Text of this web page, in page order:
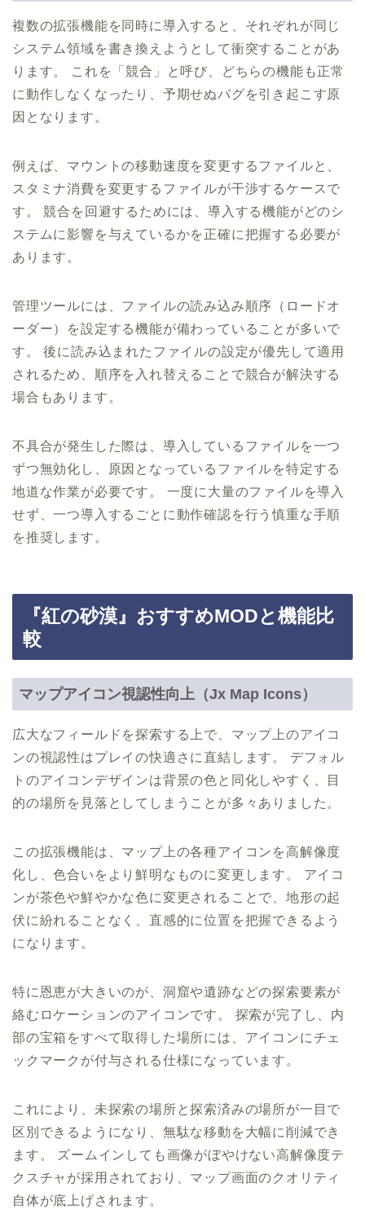
複数の拡張機能を同時に導入すると、それぞれが同じ
システム領域を書き換えようとして衝突することがあ
ります。 これを「競合」と呼び、どちらの機能も正常
に動作しなくなったり、予期せぬバグを引き起こす原
因となります。
例えば、マウントの移動速度を変更するファイルと、
スタミナ消費を変更するファイルが干渉するケースで
す。 競合を回避するためには、導入する機能がどのシ
ステムに影響を与えているかを正確に把握する必要が
あります。
管理ツールには、ファイルの読み込み順序（ロードオ
ーダー）を設定する機能が備わっていることが多いで
す。 後に読み込まれたファイルの設定が優先して適用
されるため、順序を入れ替えることで競合が解決する
場合もあります。
不具合が発生した際は、導入しているファイルを一つ
ずつ無効化し、原因となっているファイルを特定する
地道な作業が必要です。 一度に大量のファイルを導入
せず、一つ導入するごとに動作確認を行う慎重な手順
を推奨します。
『紅の砂漠』おすすめMODと機能比
較
マップアイコン視認性向上（Jx Map Icons）
広大なフィールドを探索する上で、マップ上のアイコ
ンの視認性はプレイの快適さに直結します。 デフォル
トのアイコンデザインは背景の色と同化しやすく、目
的の場所を見落としてしまうことが多々ありました。
この拡張機能は、マップ上の各種アイコンを高解像度
化し、色合いをより鮮明なものに変更します。 アイコ
ンが茶色や鮮やかな色に変更されることで、地形の起
伏に紛れることなく、直感的に位置を把握できるよう
になります。
特に恩恵が大きいのが、洞窟や遺跡などの探索要素が
絡むロケーションのアイコンです。 探索が完了し、内
部の宝箱をすべて取得した場所には、アイコンにチェ
ックマークが付与される仕様になっています。
これにより、未探索の場所と探索済みの場所が一目で
区別できるようになり、無駄な移動を大幅に削減でき
ます。 ズームインしても画像がぼやけない高解像度テ
クスチャが採用されており、マップ画面のクオリティ
自体が底上げされます。